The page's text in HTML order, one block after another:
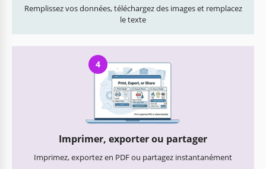
Remplissez vos données, téléchargez des images et remplacez
le texte
4
Imprimer, exporter ou partager
Imprimez, exportez en PDF ou partagez instantanément